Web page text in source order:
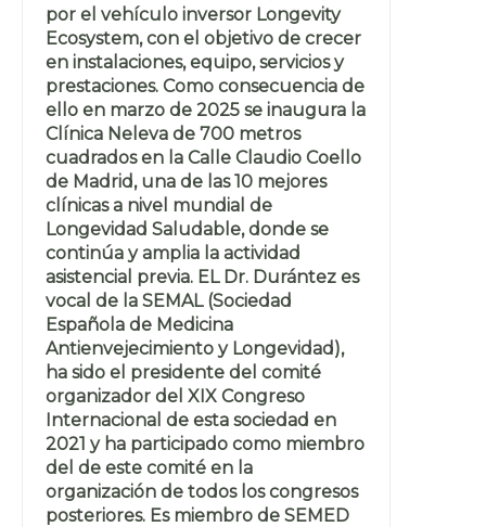
por el vehículo inversor Longevity
Ecosystem, con el objetivo de crecer
en instalaciones, equipo, servicios y
prestaciones. Como consecuencia de
ello en marzo de 2025 se inaugura la
Clínica Neleva de 700 metros
cuadrados en la Calle Claudio Coello
de Madrid, una de las 10 mejores
clínicas a nivel mundial de
Longevidad Saludable, donde se
continúa y amplia la actividad
asistencial previa. EL Dr. Durántez es
vocal de la SEMAL (Sociedad
Española de Medicina
Antienvejecimiento y Longevidad),
ha sido el presidente del comité
organizador del XIX Congreso
Internacional de esta sociedad en
2021 y ha participado como miembro
del de este comité en la
organización de todos los congresos
posteriores. Es miembro de SEMED